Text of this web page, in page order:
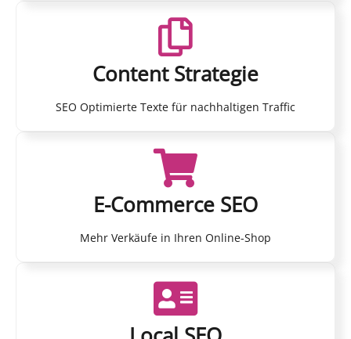
Content Strategie
SEO Optimierte Texte für nachhaltigen Traffic
E-Commerce SEO
Mehr Verkäufe in Ihren Online-Shop